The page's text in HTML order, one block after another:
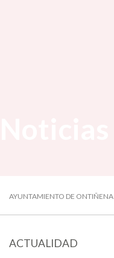
AYUNTAMIENTO DE ONTIÑENA
ACTUALIDAD